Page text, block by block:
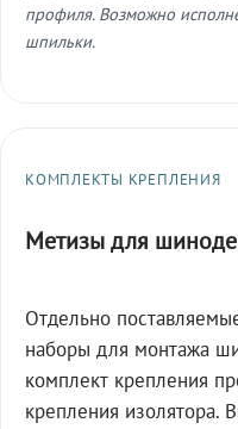
профиля. Возможно
шпильки.
КОМПЛЕКТЫ КРЕПЛЕНИЯ
Метизы для
Отдельно
наборы для монтажа
комплект крепления
крепления изолятора.